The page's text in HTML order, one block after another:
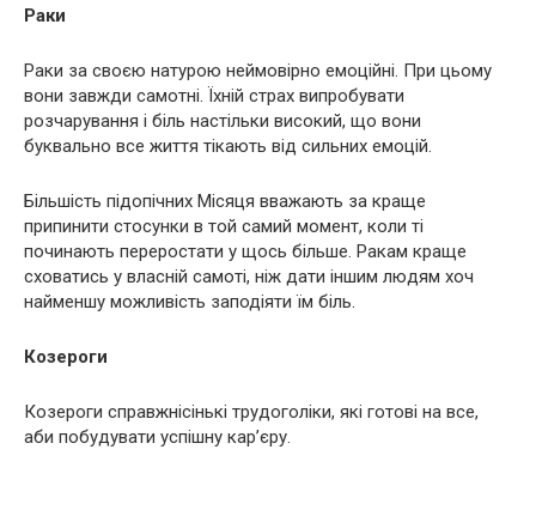
Раки
Раки за своєю натурою неймовірно емоційні. При цьому
вони завжди самотні. Їхній страх випробувати
розчарування і біль настільки високий, що вони
буквально все життя тікають від сильних емоцій.
Більшість підопічних Місяця вважають за краще
припинити стосунки в той самий момент, коли ті
починають переростати у щось більше. Ракам краще
сховатись у власній самоті, ніж дати іншим людям хоч
найменшу можливість заподіяти їм біль.
Козероги
Козероги справжнісінькі трудоголіки, які готові на все,
аби побудувати успішну кар’єру.